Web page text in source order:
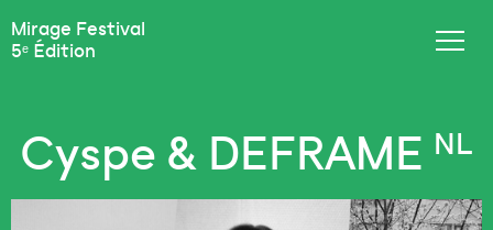
Mirage Festival
5ᵉ Édition
Cyspe & DEFRAME NL